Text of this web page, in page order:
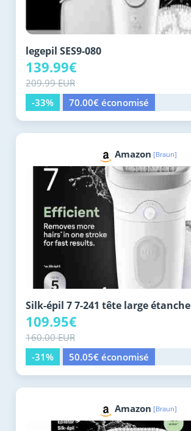
legepil SES9-080
139.99€
209.99 EUR
-33%
70.00€ économisé
Amazon [Braun]
Silk-épil 7 7-241 tête large étanche
109.95€
160.00 EUR
-31%
50.05€ économisé
Amazon [Braun]